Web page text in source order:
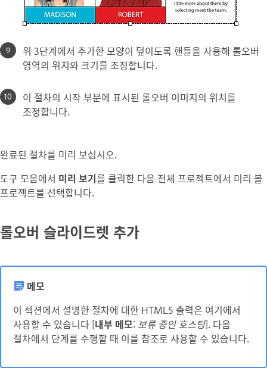
위 3단계에서 추가한 모양이 덮이도록 핸들을 사용해 롤오버
영역의 위치와 크기를 조정합니다.
이 절차의 시작 부분에 표시된 롤오버 이미지의 위치를
조정합니다.
완료된 절차를 미리 보십시오.
도구 모음에서 미리 보기를 클릭한 다음 전체 프로젝트에서 미리 볼
프로젝트를 선택합니다.
롤오버 슬라이드렛 추가
메모
이 섹션에서 설명한 절차에 대한 HTML5 출력은 여기에서
사용할 수 있습니다 [내부 메모: 보류 중인 호스팅]. 다음
절차에서 단계를 수행할 때 이를 참조로 사용할 수 있습니다.